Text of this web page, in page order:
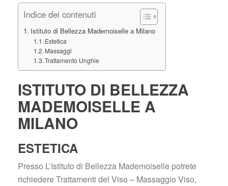
Indice dei contenuti
Istituto di Bellezza Mademoiselle a Milano
Estetica
Massaggi
Trattamento Unghie
ISTITUTO DI BELLEZZA
MADEMOISELLE A
MILANO
ESTETICA
Presso L’Istituto di Bellezza Mademoiselle potrete
richiedere Trattamenti del Viso – Massaggio Viso,